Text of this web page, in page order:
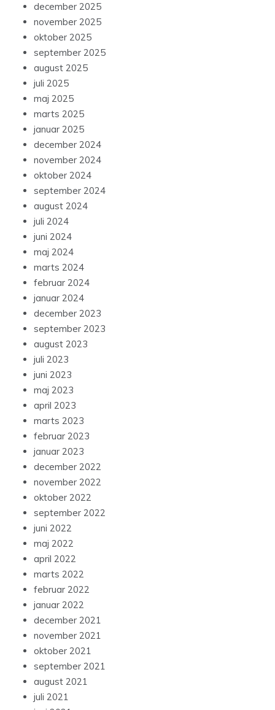
december 2025
november 2025
oktober 2025
september 2025
august 2025
juli 2025
maj 2025
marts 2025
januar 2025
december 2024
november 2024
oktober 2024
september 2024
august 2024
juli 2024
juni 2024
maj 2024
marts 2024
februar 2024
januar 2024
december 2023
september 2023
august 2023
juli 2023
juni 2023
maj 2023
april 2023
marts 2023
februar 2023
januar 2023
december 2022
november 2022
oktober 2022
september 2022
juni 2022
maj 2022
april 2022
marts 2022
februar 2022
januar 2022
december 2021
november 2021
oktober 2021
september 2021
august 2021
juli 2021